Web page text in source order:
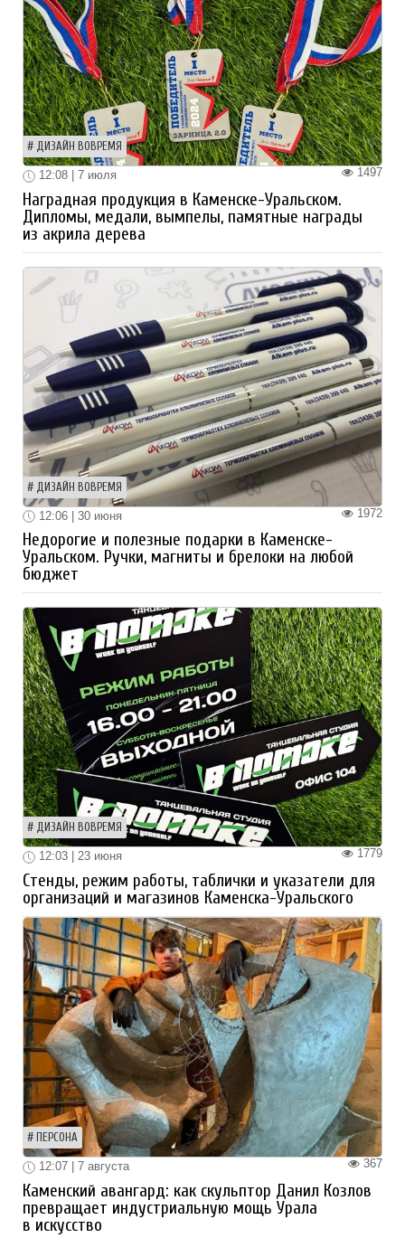
ДИЗАЙН ВОВРЕМЯ
1497
12:08 | 7 июля
Наградная продукция в Каменске-Уральском.
Дипломы, медали, вымпелы, памятные награды
из акрила дерева
ДИЗАЙН ВОВРЕМЯ
1972
12:06 | 30 июня
Недорогие и полезные подарки в Каменске-
Уральском. Ручки, магниты и брелоки на любой
бюджет
ДИЗАЙН ВОВРЕМЯ
1779
12:03 | 23 июня
Стенды, режим работы, таблички и указатели для
организаций и магазинов Каменска-Уральского
ПЕРСОНА
367
12:07 | 7 августа
Каменский авангард: как скульптор Данил Козлов
превращает индустриальную мощь Урала
в искусство